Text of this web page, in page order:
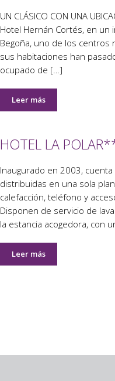
UN CLÁSICO CON UNA
Hotel Hernán Cortés, en un
Begoña, uno de los centros
sus habitaciones han
ocupado de […]
Leer más
HOTEL LA
Inaugurado en 2003,
distribuidas en una sola
calefacción, teléfono y
Disponen de servicio de
la estancia acogedora, con
Leer más